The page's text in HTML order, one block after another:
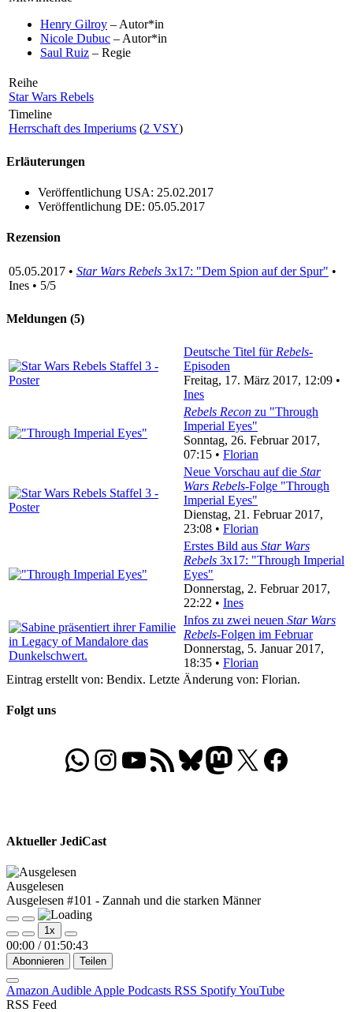
Henry Gilroy – Autor*in
Nicole Dubuc – Autor*in
Saul Ruiz – Regie
Reihe
Star Wars Rebels
Timeline
Herrschaft des Imperiums (2 VSY)
Erläuterungen
Veröffentlichung USA: 25.02.2017
Veröffentlichung DE: 05.05.2017
Rezension
05.05.2017 • Star Wars Rebels 3x17: "Dem Spion auf der Spur" •
Ines • 5/5
Meldungen (5)
Deutsche Titel für Rebels-
Episoden
Freitag, 17. März 2017, 12:09 •
Ines
Rebels Recon zu "Through
Imperial Eyes"
Sonntag, 26. Februar 2017,
07:15 • Florian
Neue Vorschau auf die Star
Wars Rebels-Folge "Through
Imperial Eyes"
Dienstag, 21. Februar 2017,
23:08 • Florian
Erstes Bild aus Star Wars
Rebels 3x17: "Through Imperial
Eyes"
Donnerstag, 2. Februar 2017,
22:22 • Ines
Infos zu zwei neuen Star Wars
Rebels-Folgen im Februar
Donnerstag, 5. Januar 2017,
18:35 • Florian
Eintrag erstellt von: Bendix. Letzte Änderung von: Florian.
Folgt uns
WhatsApp
Folgt uns auf Instagram
Besucht unseren YouTube-Kanal
RSS-FeedBluesky
Folgt uns auf Mastodon
X Folgt uns auf
Aktueller JediCast
Ausgelesen
Ausgelesen #101 - Zannah und die starken Männer
Play
Episode
Pause
Episode
1x
00:00 / 01:50:43
Abonnieren Teilen
Amazon Audible Apple Podcasts RSS SpotifyYouTube
RSS Feed